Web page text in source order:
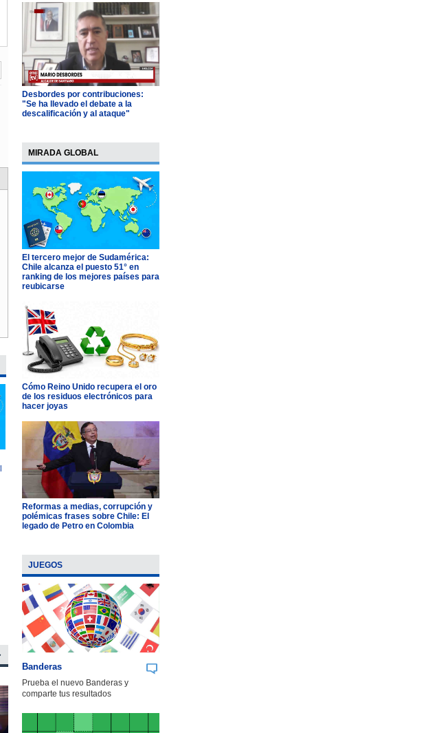
OTIC CCHC
Desbordes por contribuciones:
"Se ha llevado el debate a la
descalificación y al ataque"
MIRADA GLOBAL
El tercero mejor de Sudamérica:
Chile alcanza el puesto 51° en
ranking de los mejores países para
reubicarse
Cómo Reino Unido recupera el oro
de los residuos electrónicos para
hacer joyas
Reformas a medias, corrupción y
polémicas frases sobre Chile: El
legado de Petro en Colombia
JUEGOS
Banderas
Prueba el nuevo Banderas y
comparte tus resultados